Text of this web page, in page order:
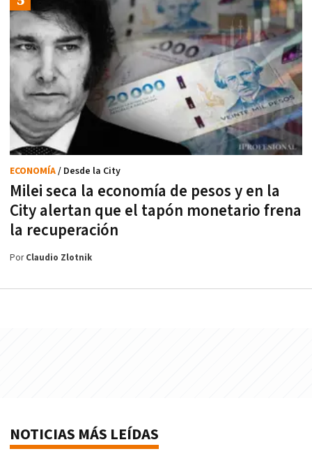
Milei seca la economía de pesos y en la
City alertan que el tapón monetario frena
la recuperación
ECONOMÍA/ Desde la City
PorClaudio Zlotnik
NOTICIAS MÁS LEÍDAS